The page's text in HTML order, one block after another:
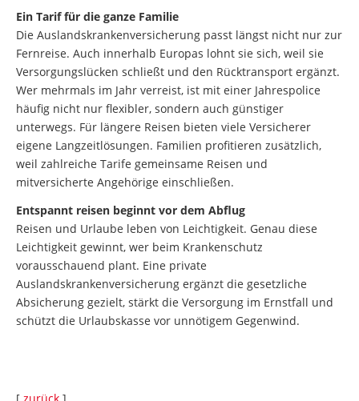
Ein Tarif für die ganze Familie
Die Auslandskrankenversicherung passt längst nicht nur zur
Fernreise. Auch innerhalb Europas lohnt sie sich, weil sie
Versorgungslücken schließt und den Rücktransport ergänzt.
Wer mehrmals im Jahr verreist, ist mit einer Jahrespolice
häufig nicht nur flexibler, sondern auch günstiger
unterwegs. Für längere Reisen bieten viele Versicherer
eigene Langzeitlösungen. Familien profitieren zusätzlich,
weil zahlreiche Tarife gemeinsame Reisen und
mitversicherte Angehörige einschließen.
Entspannt reisen beginnt vor dem Abflug
Reisen und Urlaube leben von Leichtigkeit. Genau diese
Leichtigkeit gewinnt, wer beim Krankenschutz
vorausschauend plant. Eine private
Auslandskrankenversicherung ergänzt die gesetzliche
Absicherung gezielt, stärkt die Versorgung im Ernstfall und
schützt die Urlaubskasse vor unnötigem Gegenwind.